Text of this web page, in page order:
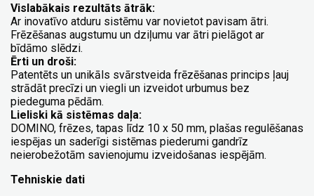
Vislabākais rezultāts ātrāk:
Ar inovatīvo atduru sistēmu var novietot pavisam ātri.
Frēzēšanas augstumu un dziļumu var ātri pielāgot ar
bīdāmo slēdzi.
Ērti un droši:
Patentēts un unikāls svārstveida frēzēšanas princips ļauj
strādāt precīzi un viegli un izveidot urbumus bez
piedeguma pēdām.
Lieliski kā sistēmas daļa:
DOMINO, frēzes, tapas līdz 10 x 50 mm, plašas regulēšanas
iespējas un saderīgi sistēmas piederumi gandrīz
neierobežotām savienojumu izveidošanas iespējām.
Tehniskie dati